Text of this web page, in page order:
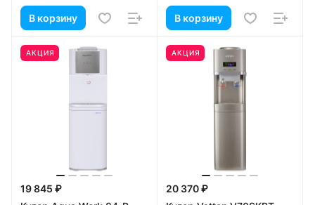
В корзину В корзину
АКЦИЯ
19 845 ₽
АКЦИЯ
20 370 ₽